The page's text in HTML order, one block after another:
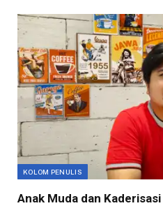
KOLOM PENULIS
Anak Muda dan